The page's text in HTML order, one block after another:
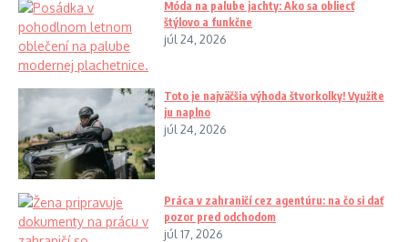
Móda na palube jachty: Ako sa obliecť
štýlovo a funkčne
júl 24, 2026
Toto je najväčšia výhoda štvorkolky! Využite
ju naplno
júl 24, 2026
Práca v zahraničí cez agentúru: na čo si dať
pozor pred odchodom
júl 17, 2026